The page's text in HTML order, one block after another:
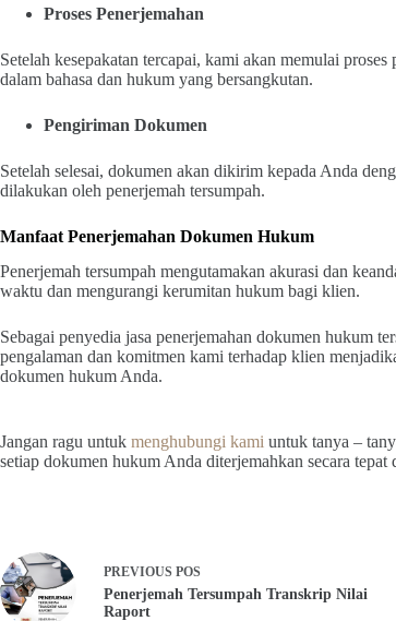
Proses Penerjemahan
Setelah kesepakatan tercapai, kami akan memulai
dalam bahasa dan hukum yang bersangkutan.
Pengiriman Dokumen
Setelah selesai, dokumen akan dikirim kepada Anda
dilakukan oleh penerjemah tersumpah.
Manfaat Penerjemahan Dokumen Hukum
Penerjemah tersumpah mengutamakan akurasi dan
waktu dan mengurangi kerumitan hukum bagi klien.
Sebagai penyedia jasa penerjemahan dokumen hukum
pengalaman dan komitmen kami terhadap klien
dokumen hukum Anda.
Jangan ragu untuk menghubungi kami untuk tanya –
setiap dokumen hukum Anda diterjemahkan secara tepat
PREVIOUS POS
Penerjemah Tersumpah Transkrip Nilai
Raport